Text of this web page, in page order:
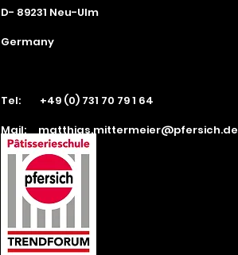
D- 89231 Neu-Ulm
Germany
Tel: +49 (0) 731 70 79 1 64
Mail:matthias.mittermeier@pfersich.de